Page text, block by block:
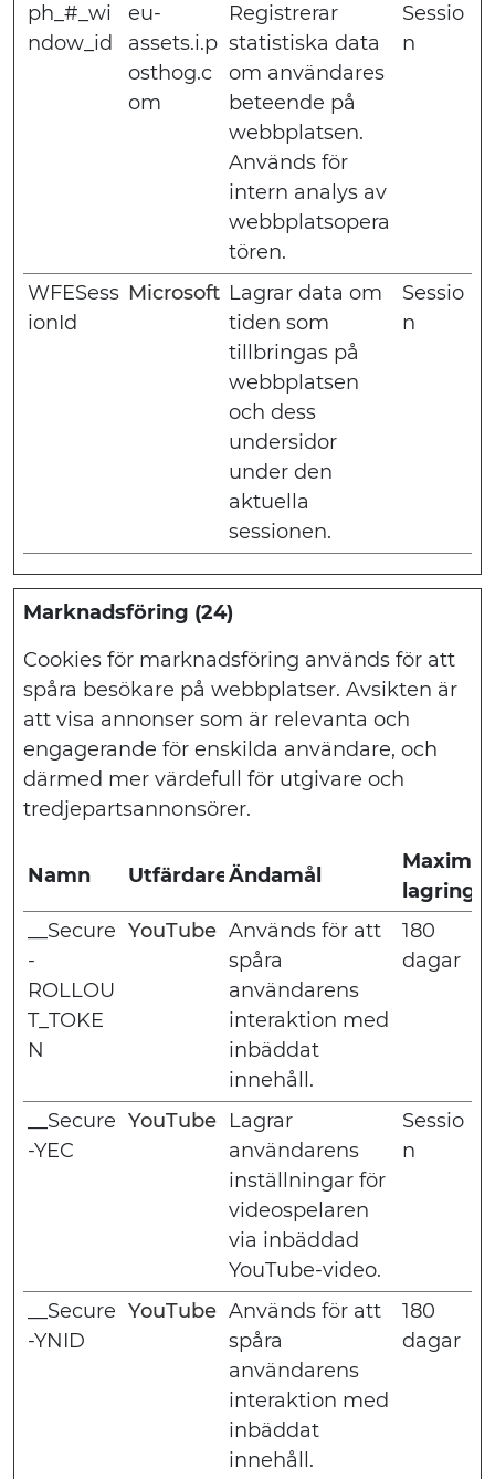
ph_#_wi
ndow_id
eu-
assets.i.p
osthog.c
om
Registrerar
statistiska data
om användares
beteende på
webbplatsen.
Används för
intern analys av
webbplatsopera
tören.
Sessio
n
WFESess
ionId
Microsoft Lagrar data om
tiden som
tillbringas på
webbplatsen
och dess
undersidor
under den
aktuella
sessionen.
Sessio
n
Marknadsföring (24)
Cookies för marknadsföring används för att
spåra besökare på webbplatser. Avsikten är
att visa annonser som är relevanta och
engagerande för enskilda användare, och
därmed mer värdefull för utgivare och
tredjepartsannonsörer.
Namn UtfärdareÄndamål
Maximal
__Secure
-
ROLLOU
T_TOKE
N
YouTube Används för att
spåra
användarens
interaktion med
inbäddat
innehåll.
180
dagar
__Secure
-YEC
YouTube Lagrar
användarens
inställningar för
videospelaren
via inbäddad
YouTube-video.
Sessio
n
__Secure
-YNID
YouTube Används för att
spåra
användarens
interaktion med
inbäddat
innehåll.
180
dagar